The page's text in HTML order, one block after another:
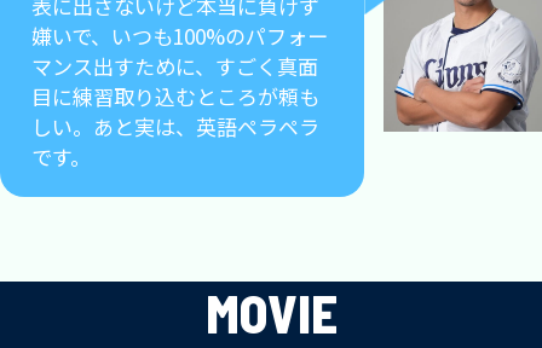
嫌いで、いつも100%のパフォー
マンス出すために、すごく真面
目に練習取り込むところが頼も
しい。あと実は、英語ペラペラ
です。
MOVIE